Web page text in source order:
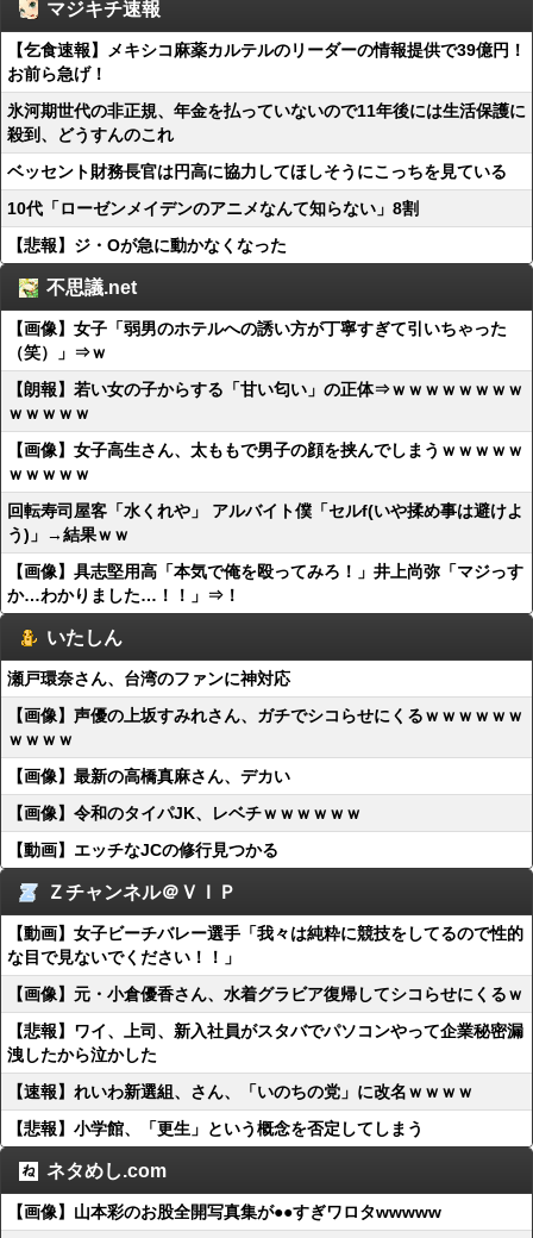
マジキチ速報
【乞食速報】メキシコ麻薬カルテルのリーダーの情報提供で39億円！
お前ら急げ！
氷河期世代の非正規、年金を払っていないので11年後には生活保護に
殺到、どうすんのこれ
ベッセント財務長官は円高に協力してほしそうにこっちを見ている
10代「ローゼンメイデンのアニメなんて知らない」8割
【悲報】ジ・Oが急に動かなくなった
不思議.net
【画像】女子「弱男のホテルへの誘い方が丁寧すぎて引いちゃった
（笑）」⇒ｗ
【朗報】若い女の子からする「甘い匂い」の正体⇒ｗｗｗｗｗｗｗｗ
ｗｗｗｗｗ
【画像】女子高生さん、太ももで男子の顔を挟んでしまうｗｗｗｗｗ
ｗｗｗｗｗ
回転寿司屋客「水くれや」 アルバイト僕「セルf(いや揉め事は避けよ
う)」→結果ｗｗ
【画像】具志堅用高「本気で俺を殴ってみろ！」井上尚弥「マジっす
か…わかりました…！！」⇒！
いたしん
瀬戸環奈さん、台湾のファンに神対応
【画像】声優の上坂すみれさん、ガチでシコらせにくるｗｗｗｗｗｗ
ｗｗｗｗ
【画像】最新の高橋真麻さん、デカい
【画像】令和のタイパJK、レベチｗｗｗｗｗｗ
【動画】エッチなJCの修行見つかる
Ｚチャンネル＠ＶＩＰ
【動画】女子ビーチバレー選手「我々は純粋に競技をしてるので性的
な目で見ないでください！！」
【画像】元・小倉優香さん、水着グラビア復帰してシコらせにくるｗ
【悲報】ワイ、上司、新入社員がスタバでパソコンやって企業秘密漏
洩したから泣かした
【速報】れいわ新選組、さん、「いのちの党」に改名ｗｗｗｗ
【悲報】小学館、「更生」という概念を否定してしまう
ネタめし.com
【画像】山本彩のお股全開写真集が●●すぎワロタwwwww